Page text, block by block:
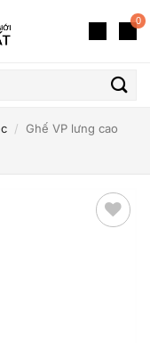
0
/ Ghế VP lưng cao